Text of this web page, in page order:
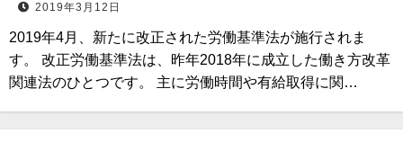
2019年3月12日
2019年4月、新たに改正された労働基準法が施行されま
す。 改正労働基準法は、昨年2018年に成立した働き方改革
関連法のひとつです。 主に労働時間や有給取得に関…